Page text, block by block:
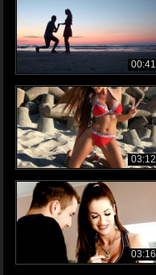
00:41
03:12
03:16